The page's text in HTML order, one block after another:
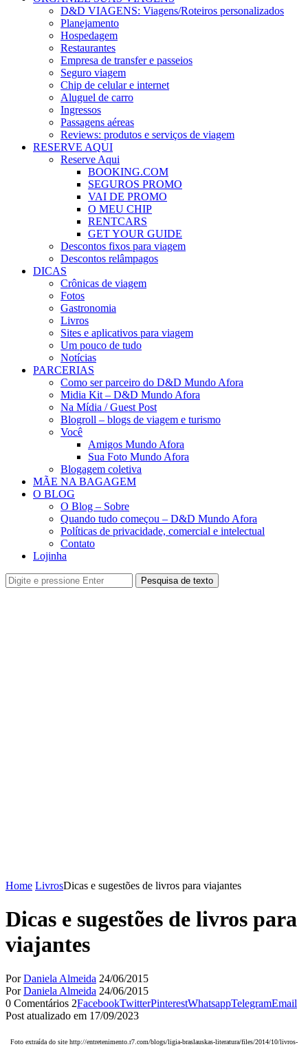
D&D VIAGENS: Viagens/Roteiros personalizados
Planejamento
Hospedagem
Restaurantes
Empresa de transfer e passeios
Seguro viagem
Chip de celular e internet
Aluguel de carro
Ingressos
Passagens aéreas
Reviews: produtos e serviços de viagem
RESERVE AQUI
Reserve Aqui
BOOKING.COM
SEGUROS PROMO
VAI DE PROMO
O MEU CHIP
RENTCARS
GET YOUR GUIDE
Descontos fixos para viagem
Descontos relâmpagos
DICAS
Crônicas de viagem
Fotos
Gastronomia
Livros
Sites e aplicativos para viagem
Um pouco de tudo
Notícias
PARCERIAS
Como ser parceiro do D&D Mundo Afora
Midia Kit – D&D Mundo Afora
Na Mídia / Guest Post
Blogroll – blogs de viagem e turismo
Você
Amigos Mundo Afora
Sua Foto Mundo Afora
Blogagem coletiva
MÃE NA BAGAGEM
O BLOG
O Blog – Sobre
Quando tudo começou – D&D Mundo Afora
Políticas de privacidade, comercial e intelectual
Contato
Lojinha
Pesquisa de texto
Home LivrosDicas e sugestões de livros para viajantes
Dicas e sugestões de livros para
viajantes
PorDaniela Almeida 24/06/2015
PorDaniela Almeida 24/06/2015
0 Comentários 2FacebookTwitterPinterestWhatsappTelegramEmail
Post atualizado em 17/09/2023
Foto extraída do site http://entretenimento.r7.com/blogs/ligia-braslauskas-literatura/files/2014/10/livros-